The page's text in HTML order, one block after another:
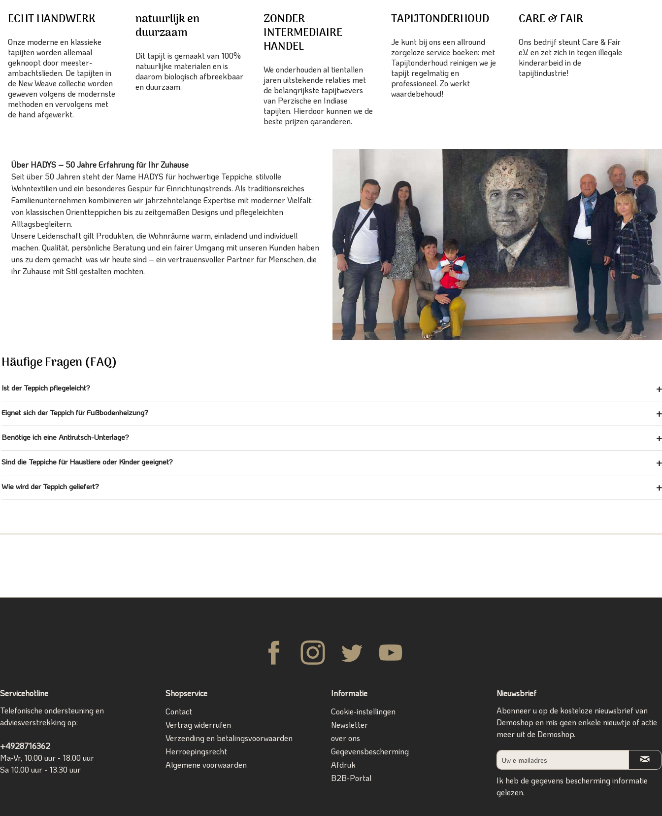
ECHT HANDWERK
Onze moderne en klassieke
tapijten worden allemaal
geknoopt door meester-
ambachtslieden. De tapijten in
de New Weave collectie worden
geweven volgens de modernste
methoden en vervolgens met
de hand afgewerkt.
natuurlijk en
duurzaam
Dit tapijt is gemaakt van 100%
natuurlijke materialen en is
daarom biologisch afbreekbaar
en duurzaam.
ZONDER
INTERMEDIAIRE
HANDEL
We onderhouden al tientallen
jaren uitstekende relaties met
de belangrijkste tapijtwevers
van Perzische en Indiase
tapijten. Hierdoor kunnen we de
beste prijzen garanderen.
TAPIJTONDERHOUD
Je kunt bij ons een allround
zorgeloze service boeken: met
Tapijtonderhoud reinigen we je
tapijt regelmatig en
professioneel. Zo werkt
waardebehoud!
CARE & FAIR
Ons bedrijf steunt Care & Fair
e.V. en zet zich in tegen illegale
kinderarbeid in de
tapijtindustrie!
Über HADYS – 50 Jahre Erfahrung für Ihr Zuhause
Seit über 50 Jahren steht der Name HADYS für hochwertige Teppiche, stilvolle
Wohntextilien und ein besonderes Gespür für Einrichtungstrends. Als traditionsreiches
Familienunternehmen kombinieren wir jahrzehntelange Expertise mit moderner Vielfalt:
von klassischen Orientteppichen bis zu zeitgemäßen Designs und pflegeleichten
Alltagsbegleitern.
Unsere Leidenschaft gilt Produkten, die Wohnräume warm, einladend und individuell
machen. Qualität, persönliche Beratung und ein fairer Umgang mit unseren Kunden haben
uns zu dem gemacht, was wir heute sind – ein vertrauensvoller Partner für Menschen, die
ihr Zuhause mit Stil gestalten möchten.
Häufige Fragen (FAQ)
Ist der Teppich pflegeleicht?
Eignet sich der Teppich für Fußbodenheizung?
Benötige ich eine Antirutsch-Unterlage?
Sind die Teppiche für Haustiere oder Kinder geeignet?
Wie wird der Teppich geliefert?
Servicehotline
Telefonische ondersteuning en
adviesverstrekking op:
+4928716362
Ma-Vr, 10.00 uur - 18.00 uur
Sa 10.00 uur - 13.30 uur
Shopservice
Contact
Vertrag widerrufen
Verzending en betalingsvoorwaarden
Herroepingsrecht
Algemene voorwaarden
Informatie
Cookie-instellingen
Newsletter
over ons
Gegevensbescherming
Afdruk
B2B-Portal
Nieuwsbrief
Abonneer u op de kosteloze nieuwsbrief van
Demoshop en mis geen enkele nieuwtje of actie
meer uit de Demoshop.
Ik heb de gegevens bescherming informatie
gelezen.